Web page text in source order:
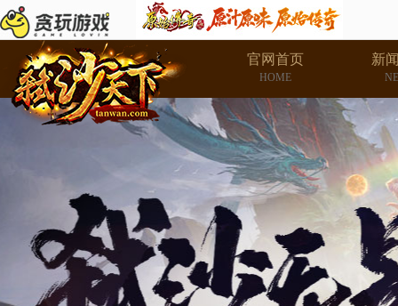
官网首页
HOME
新